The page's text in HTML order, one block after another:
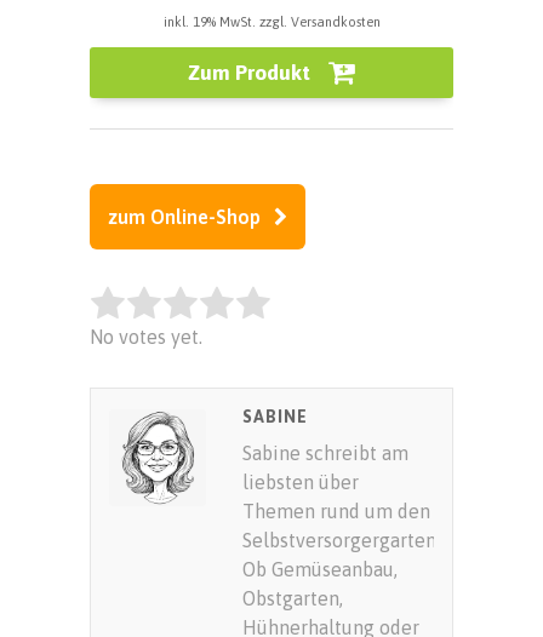
inkl. 19% MwSt. zzgl. Versandkosten
Zum Produkt
zum Online-Shop
Rate this item:
SUBMIT RATING
No votes yet.
SABINE
Sabine schreibt am
liebsten über
Themen rund um den
Selbstversorgergarten.
Ob Gemüseanbau,
Obstgarten,
Hühnerhaltung oder